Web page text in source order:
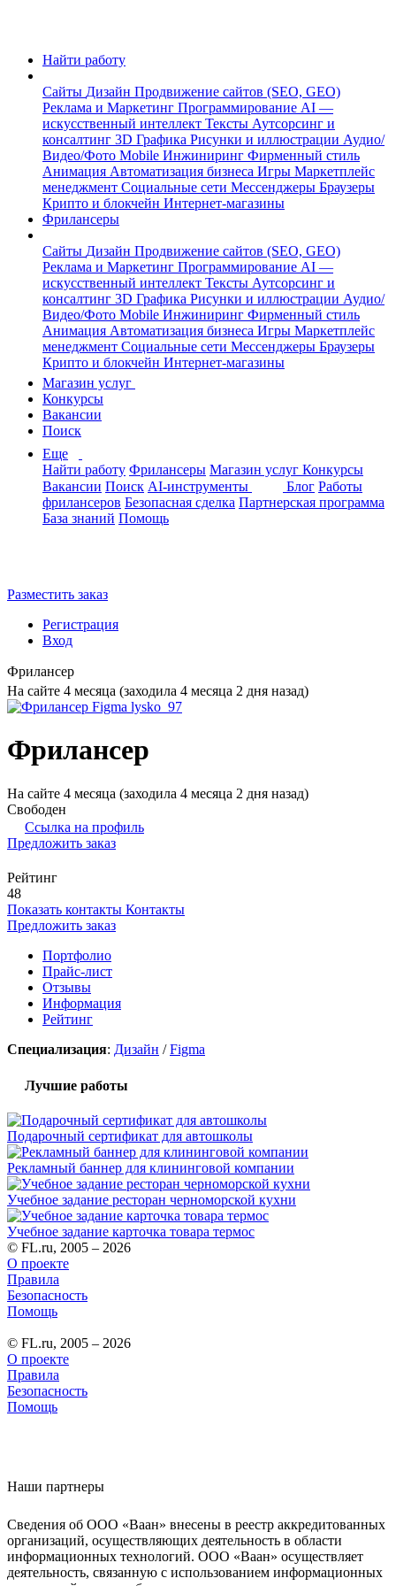
Найти работу
Сайты Дизайн Продвижение сайтов (SEO, GEO)
Реклама и Маркетинг Программирование AI —
искусственный интеллект Тексты Аутсорсинг и
консалтинг 3D Графика Рисунки и иллюстрации Аудио/
Видео/Фото Mobile Инжиниринг Фирменный стиль
Анимация Автоматизация бизнеса Игры Маркетплейс
менеджмент Социальные сети Мессенджеры Браузеры
Крипто и блокчейн Интернет-магазины
Фрилансеры
Сайты Дизайн Продвижение сайтов (SEO, GEO)
Реклама и Маркетинг Программирование AI —
искусственный интеллект Тексты Аутсорсинг и
консалтинг 3D Графика Рисунки и иллюстрации Аудио/
Видео/Фото Mobile Инжиниринг Фирменный стиль
Анимация Автоматизация бизнеса Игры Маркетплейс
менеджмент Социальные сети Мессенджеры Браузеры
Крипто и блокчейн Интернет-магазины
Магазин услуг
Конкурсы
Вакансии
Поиск
Еще
Найти работу Фрилансеры Магазин услуг Конкурсы
Вакансии Поиск AI-инструменты Блог Работы
фрилансеров Безопасная сделка Партнерская программа
База знаний Помощь
Разместить заказ
Регистрация
Вход
Фрилансер
На сайте 4 месяца (заходила 4 месяца 2 дня назад)
Фрилансер
На сайте 4 месяца (заходила 4 месяца 2 дня назад)
Свободен
Ссылка на профиль
Предложить заказ
Рейтинг
48
Показать контакты Контакты
Предложить заказ
Портфолио
Прайс-лист
Отзывы
Информация
Рейтинг
Специализация: Дизайн /Figma
Лучшие работы
Подарочный сертификат для автошколы
Рекламный баннер для клининговой компании
Учебное задание ресторан черноморской кухни
Учебное задание карточка товара термос
© FL.ru, 2005 – 2026
О проекте
Правила
Безопасность
Помощь
© FL.ru, 2005 – 2026
О проекте
Правила
Безопасность
Помощь
Наши партнеры
Сведения об ООО «Ваан» внесены в реестр аккредитованных
организаций, осуществляющих деятельность в области
информационных технологий. ООО «Ваан» осуществляет
деятельность, связанную с использованием информационных